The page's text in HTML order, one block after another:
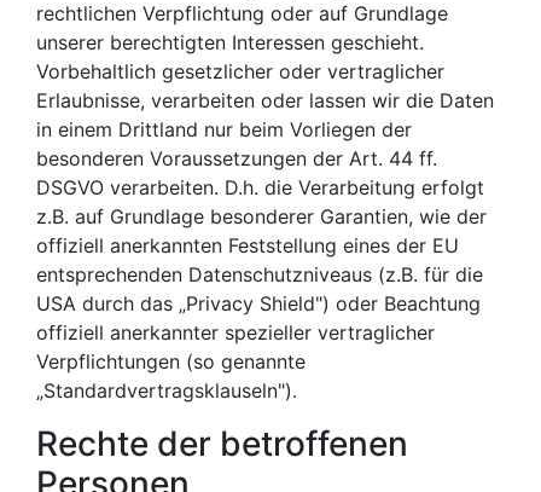
rechtlichen Verpflichtung oder auf Grundlage
unserer berechtigten Interessen geschieht.
Vorbehaltlich gesetzlicher oder vertraglicher
Erlaubnisse, verarbeiten oder lassen wir die Daten
in einem Drittland nur beim Vorliegen der
besonderen Voraussetzungen der Art. 44 ff.
DSGVO verarbeiten. D.h. die Verarbeitung erfolgt
z.B. auf Grundlage besonderer Garantien, wie der
offiziell anerkannten Feststellung eines der EU
entsprechenden Datenschutzniveaus (z.B. für die
USA durch das „Privacy Shield") oder Beachtung
offiziell anerkannter spezieller vertraglicher
Verpflichtungen (so genannte
„Standardvertragsklauseln").
Rechte der betroffenen
Personen